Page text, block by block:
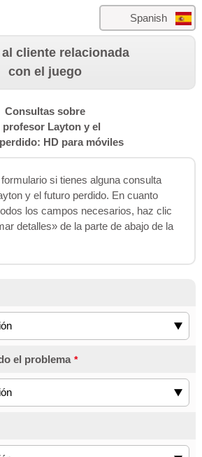
Spanish
cliente relacionada
con el juego
Consultas sobre
profesor Layton y el
HD para móviles
si tienes alguna consulta
y el futuro perdido. En cuanto
los campos necesarios, haz clic
detalles» de la parte de abajo de la
el problema *